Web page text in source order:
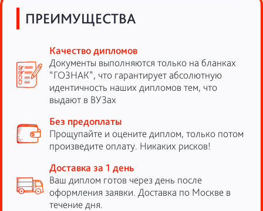
ПРЕИМУЩЕСТВА
Качество дипломов
Документы выполняются только на бланках
“ГОЗНАК”, что гарантирует абсолютную
идентичность наших дипломов тем, что
выдают в ВУЗах
Без предоплаты
Прощупайте и оцените диплом, только потом
произведите оплату. Никаких рисков!
Доставка за 1 день
Ваш диплом готов через день после
оформления заявки. Доставка по Москве в
течение дня.